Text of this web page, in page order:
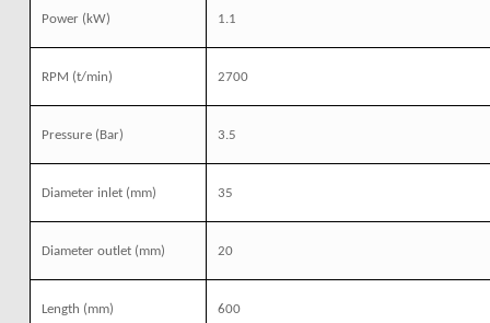
Power(kW) 1.1
RPM (t/min) 2700
Pressure(Bar) 3.5
Diameter inlet(mm) 35
Diameter outlet(mm) 20
Length (mm) 600